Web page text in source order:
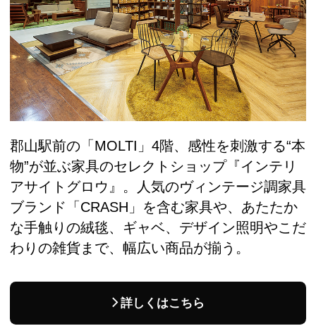
郡山駅前の「MOLTI」4階、感性を刺激する“本
物”が並ぶ家具のセレクトショップ『インテリ
アサイトグロウ』。人気のヴィンテージ調家具
ブランド「CRASH」を含む家具や、あたたか
な手触りの絨毯、ギャベ、デザイン照明やこだ
わりの雑貨まで、幅広い商品が揃う。
詳しくはこちら